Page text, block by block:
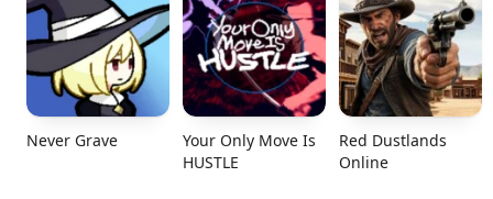
Never Grave
Your Only Move Is
HUSTLE
Red Dustlands
Online